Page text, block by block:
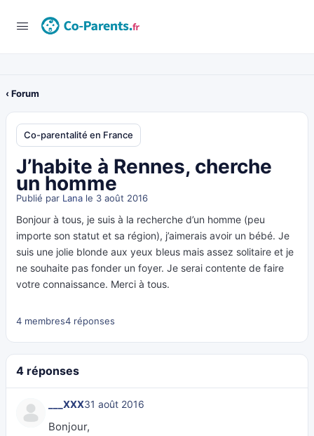
‹ Forum
Co-parentalité en France
J’habite à Rennes, cherche
un homme
Publié par Lana le 3 août 2016
Bonjour à tous, je suis à la recherche d’un homme (peu
importe son statut et sa région), j’aimerais avoir un bébé. Je
suis une jolie blonde aux yeux bleus mais assez solitaire et je
ne souhaite pas fonder un foyer. Je serai contente de faire
votre connaissance. Merci à tous.
4 membres4 réponses
4 réponses
___XXX31 août 2016
Bonjour,